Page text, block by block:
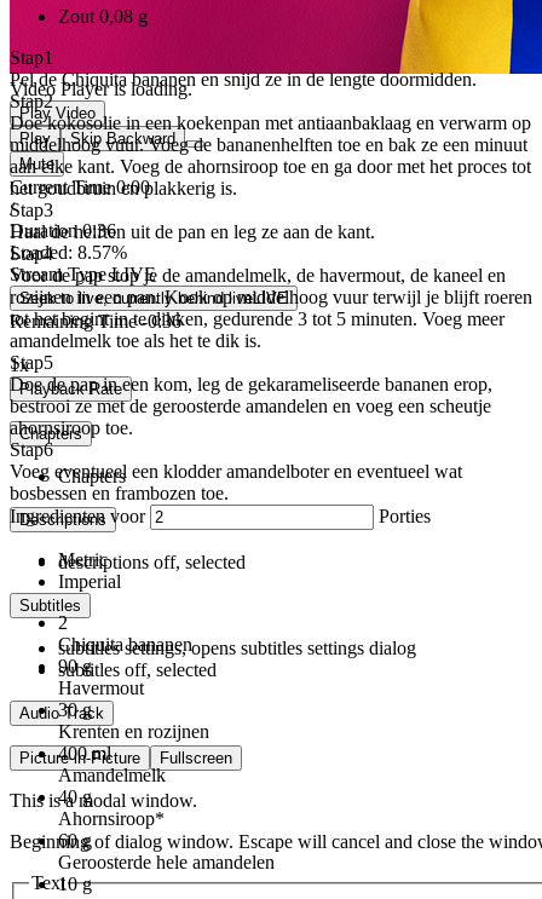
Video Player is loading.
Play Video
Play
Skip Backward
Mute
Current Time0:00
/
Duration0:36
Loaded: 8.57%
Stream TypeLIVE
Seek to live, currently behind liveLIVE
Remaining Time-0:36
1x
Playback Rate
Chapters
Chapters
Descriptions
descriptions off, selected
Subtitles
subtitles settings, opens subtitles settings dialog
subtitles off, selected
Audio Track
Picture-in-Picture Fullscreen
This is a modal window.
Beginning of dialog window. Escape will cancel and close the
Text
Zout0,08 g
Stap1
Pel de Chiquita bananen en snijd ze in de lengte doormidden.
Stap2
Doe kokosolie in een koekenpan met antiaanbaklaag en verwarm op
middelhoog vuur. Voeg de bananenhelften toe en bak ze een minuut
aan elke kant. Voeg de ahornsiroop toe en ga door met het proces tot
het goudbruin en plakkerig is.
Stap3
Haal de helften uit de pan en leg ze aan de kant.
Stap4
Voor de pap stop je de amandelmelk, de havermout, de kaneel en
rozijnen in een pan. Kook op middelhoog vuur terwijl je blijft roeren
tot het begint in te dikken, gedurende 3 tot 5 minuten. Voeg meer
amandelmelk toe als het te dik is.
Stap5
Doe de pap in een kom, leg de gekarameliseerde bananen erop,
bestrooi ze met de geroosterde amandelen en voeg een scheutje
ahornsiroop toe.
Stap6
Voeg eventueel een klodder amandelboter en eventueel wat
bosbessen en frambozen toe.
Ingredienten voor
Porties
Metric
Imperial
2
Chiquita bananen
90g
Havermout
30g
Krenten en rozijnen
400ml
Amandelmelk
40g
Ahornsiroop*
60g
Geroosterde hele amandelen
10g